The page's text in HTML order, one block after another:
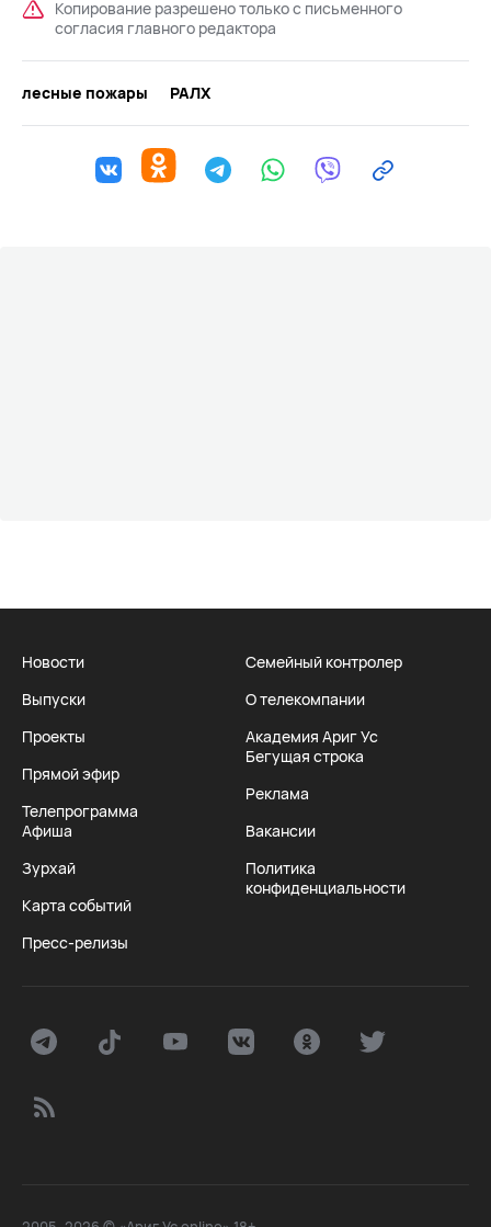
Копирование разрешено только с письменного
согласия главного редактора
лесные пожары РАЛХ
Новости
Выпуски
Проекты
Прямой эфир
Телепрограмма
Афиша
Зурхай
Карта событий
Пресс-релизы
Семейный контролер
О телекомпании
Академия Ариг Ус
Бегущая строка
Реклама
Вакансии
Политика
конфиденциальности